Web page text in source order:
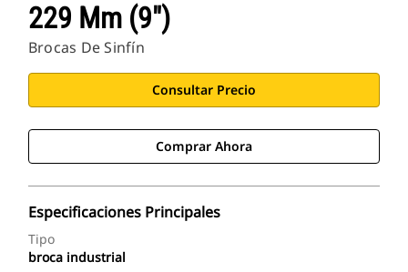
229 Mm (9")
Brocas De Sinfín
Consultar Precio
Comprar Ahora
Especificaciones Principales
Tipo
broca industrial